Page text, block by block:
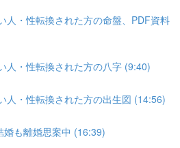
人・性転換された方の命盤、PDF資料
人・性転換された方の八字 (9:40)
人・性転換された方の出生図 (14:56)
婚も離婚思案中 (16:39)